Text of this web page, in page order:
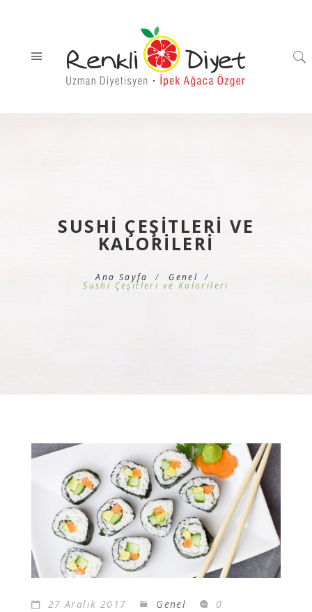
SUSHI ÇEŞITLERI VE
KALORILERI
Ana Sayfa Genel
Sushi Çeşitleri ve Kalorileri
27 Aralık 2017 Genel 0